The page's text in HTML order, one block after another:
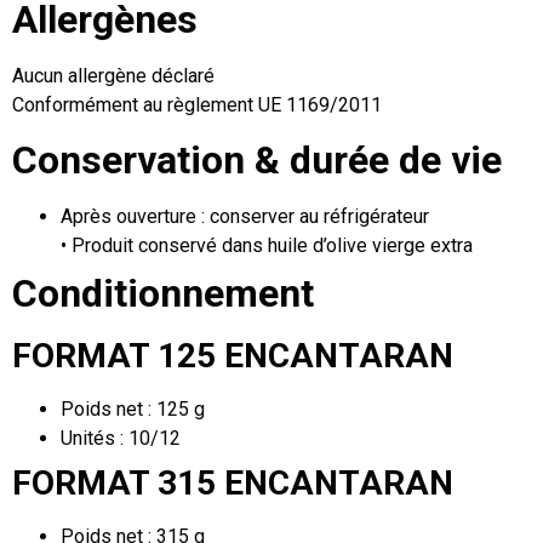
Allergènes
Aucun allergène déclaré
Conformément au règlement UE 1169/2011
Conservation & durée de vie
Après ouverture : conserver au réfrigérateur
• Produit conservé dans huile d’olive vierge extra
Conditionnement
FORMAT 125 ENCANTARAN
Poids net : 125 g
Unités : 10/12
FORMAT 315 ENCANTARAN
Poids net : 315 g